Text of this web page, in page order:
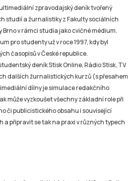
v rámci studia jako cvičné médium.
pro studenty už v roce 1997, kdy byl
časopisů v České republice.
deník Stisk Online, Rádio Stisk, TV
dalších žurnalistických kurzů (s přesahem
dílny je simulace redakčního
může vyzkoušet všechny základní role při
či publicistického obsahu i související
připravit se tak na praxi v různých typech
tvorbu žurnalistických materiálů pro Online